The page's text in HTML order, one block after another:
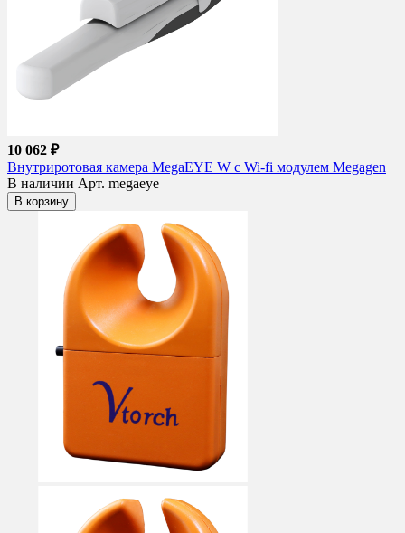
10 062 ₽
Внутриротовая камера MegaEYE W c Wi-fi модулем Megagen
В наличии Арт. megaeye
В корзину